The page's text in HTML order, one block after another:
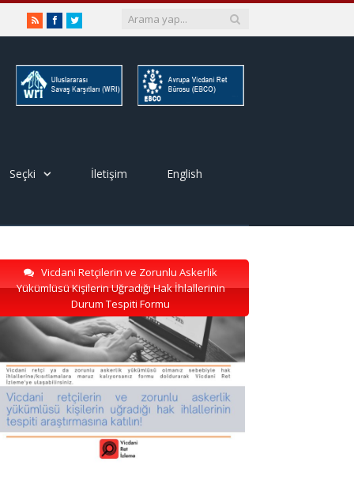
RSSFacebookTwitter
Seçki İletişim English
Vicdani Retçilerin ve Zorunlu Askerlik
Yükümlüsü Kişilerin Uğradığı Hak İhlallerinin
Durum Tespiti Formu